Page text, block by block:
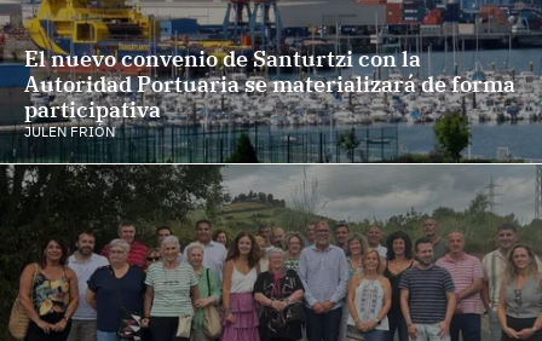
El nuevo convenio de Santurtzi con la
Autoridad Portuaria se materializará de forma
participativa
JULEN FRIÓN